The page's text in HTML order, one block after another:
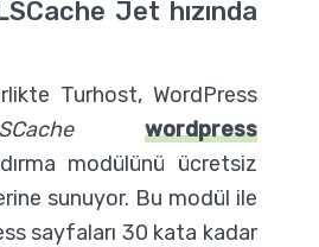
Jet hızında
Turhost, WordPress
wordpress
modülünü ücretsiz
sunuyor. Bu modül ile
sayfaları 30 kata kadar